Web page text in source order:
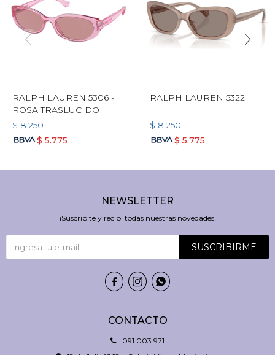
RALPH LAUREN 5306 -
ROSA TRASLUCIDO
$ 8.250
$ 5.775
RALPH LAUREN 5322
$ 8.250
$ 5.775
CONTACTO
091 003 971
NEWSLETTER
¡Suscribite y recibí todas nuestras novedades!
SUSCRIBIRME
  